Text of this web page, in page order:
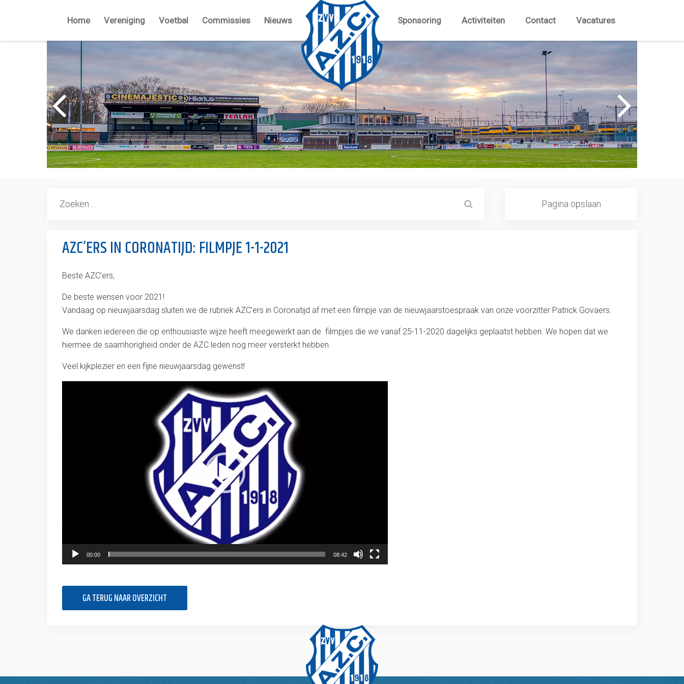
Home Vereniging Voetbal Commissies Nieuws Sponsoring Activiteiten Contact Vacatures
Pagina opslaan
AZC’ERS IN CORONATIJD: FILMPJE 1-1-2021
Beste AZC’ers,
De beste wensen voor 2021!
Vandaag op nieuwjaarsdag sluiten we de rubriek AZC’ers in Coronatijd af met een filmpje van de nieuwjaarstoespraak van onze voorzitter Patrick Govaers.
We danken iedereen die op enthousiaste wijze heeft meegewerkt aan de filmpjes die we vanaf 25-11-2020 dagelijks geplaatst hebben. We hopen dat we
hiermee de saamhorigheid onder de AZC leden nog meer versterkt hebben.
Veel kijkplezier en een fijne nieuwjaarsdag gewenst!
00:00 08:42
GA TERUG NAAR OVERZICHT